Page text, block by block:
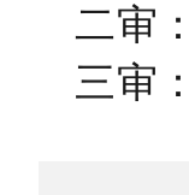
二审
三审